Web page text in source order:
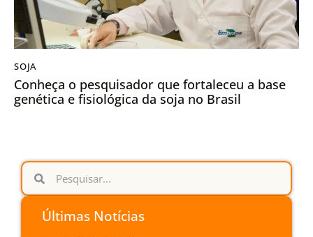
SOJA
Conheça o pesquisador que fortaleceu a base
genética e fisiológica da soja no Brasil
Últimas Notícias